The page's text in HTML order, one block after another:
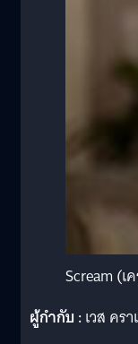
Scream (
ผู้กำกับ :เวส คร